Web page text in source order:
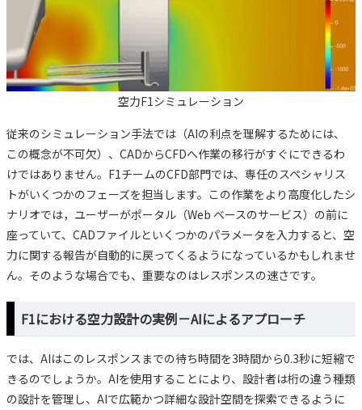
空力F1シミュレーション
従来のシミュレーション手法では（AIの利点を理解するためには、
この概念が不可欠）、CADからCFDへ作業の移行がすぐにできるわ
けではありません。F1チームのCFD部門では、専任のスペシャリス
トがいくつかのフェーズを担当します。この作業をより高度化したシ
ナリオでは，ユーザーがポータル（Web ベースのサービス）の前に
座っていて、CADファイルといくつかのパラメータを入力すると、空
力に関する報告が自動的に戻ってくるようになっているかもしれませ
ん。そのような場合でも、重要なのはレスポンスの速さです。
F1における空力設計の実例－AIによるアプローチ
では、AIはこのレスポンスまでの待ち時間を3時間から0.3秒に短縮で
きるのでしょうか。AIを使用することにより、設計者は桁の違う種類
の設計を管理し、AIで広範かつ詳細な設計空間を探索できるように